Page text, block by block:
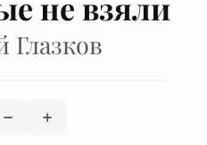
Глазков